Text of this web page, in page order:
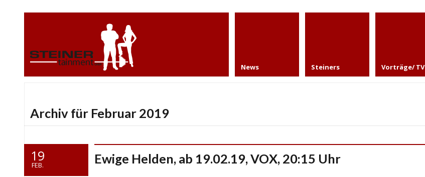
News Steiners Vorträge/ TV
Archiv für Februar 2019
19
FEB. Ewige Helden, ab 19.02.19, VOX, 20:15 Uhr